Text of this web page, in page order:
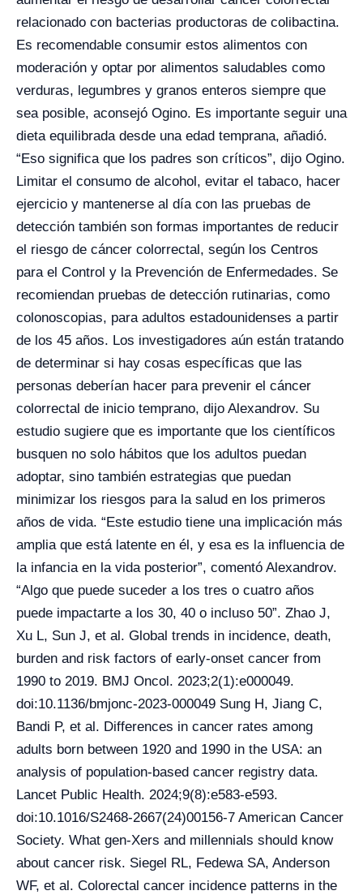
relacionado con bacterias productoras de colibactina.
Es recomendable consumir estos alimentos con
moderación y optar por alimentos saludables como
verduras, legumbres y granos enteros siempre que
sea posible, aconsejó Ogino. Es importante seguir una
dieta equilibrada desde una edad temprana, añadió.
“Eso significa que los padres son críticos”, dijo Ogino.
Limitar el consumo de alcohol, evitar el tabaco, hacer
ejercicio y mantenerse al día con las pruebas de
detección también son formas importantes de reducir
el riesgo de cáncer colorrectal, según los Centros
para el Control y la Prevención de Enfermedades. Se
recomiendan pruebas de detección rutinarias, como
colonoscopias, para adultos estadounidenses a partir
de los 45 años. Los investigadores aún están tratando
de determinar si hay cosas específicas que las
personas deberían hacer para prevenir el cáncer
colorrectal de inicio temprano, dijo Alexandrov. Su
estudio sugiere que es importante que los científicos
busquen no solo hábitos que los adultos puedan
adoptar, sino también estrategias que puedan
minimizar los riesgos para la salud en los primeros
años de vida. “Este estudio tiene una implicación más
amplia que está latente en él, y esa es la influencia de
la infancia en la vida posterior”, comentó Alexandrov.
“Algo que puede suceder a los tres o cuatro años
puede impactarte a los 30, 40 o incluso 50”. Zhao J,
Xu L, Sun J, et al. Global trends in incidence, death,
burden and risk factors of early-onset cancer from
1990 to 2019. BMJ Oncol. 2023;2(1):e000049.
doi:10.1136/bmjonc-2023-000049 Sung H, Jiang C,
Bandi P, et al. Differences in cancer rates among
adults born between 1920 and 1990 in the USA: an
analysis of population-based cancer registry data.
Lancet Public Health. 2024;9(8):e583-e593.
doi:10.1016/S2468-2667(24)00156-7 American Cancer
Society. What gen-Xers and millennials should know
about cancer risk. Siegel RL, Fedewa SA, Anderson
WF, et al. Colorectal cancer incidence patterns in the